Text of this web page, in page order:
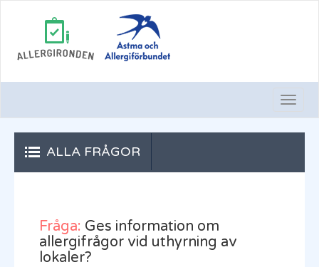
ALLA FRÅGOR
Fråga: Ges information om
allergifrågor vid uthyrning av
lokaler?